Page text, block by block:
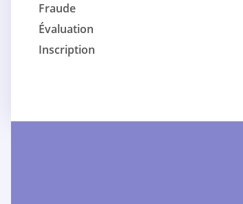
Fraude
Évaluation
Inscription